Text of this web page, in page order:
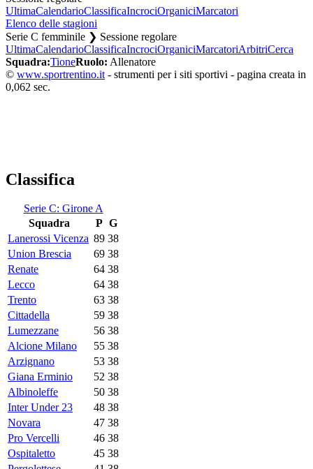
UltimaCalendarioClassificaIncrociOrganiciMarcatori
Elenco delle stagioni
Serie C femminile ❯ Sessione regolare
UltimaCalendarioClassificaIncrociOrganiciMarcatoriArbitriCerca
Squadra:TioneRuolo: Allenatore
© www.sportrentino.it - strumenti per i siti sportivi - pagina creata in
0,062 sec.
Classifica
Serie C: Girone A
Squadra
P G
Lanerossi Vicenza 89 38
Union Brescia
69 38
Renate
64 38
Lecco
64 38
Trento
63 38
Cittadella
59 38
Lumezzane
56 38
Alcione Milano
55 38
Arzignano
53 38
Giana Erminio
52 38
Albinoleffe
50 38
Inter Under 23
48 38
Novara
47 38
Pro Vercelli
46 38
Ospitaletto
45 38